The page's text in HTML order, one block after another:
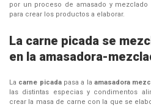
por un proceso de amasado y mezclado
para crear los productos a elaborar.
La carne picada se
en la amasadora-
La carne picadapasa a laamasadora
las distintas especias y condimentos
crear la masa de carne con la que se